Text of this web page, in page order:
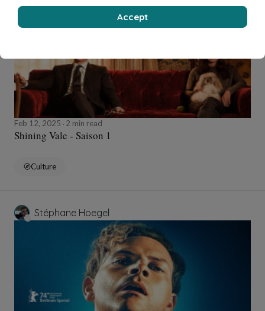
Feb 12, 2025 2 min read
Shining Vale - Saison 1
Culture
Stéphane Hoegel
Accept